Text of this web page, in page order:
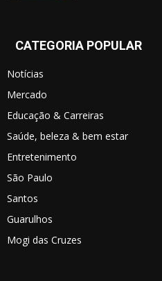
CATEGORIA POPULAR
Notícias
Mercado
Educação & Carreiras
Saúde, beleza & bem estar
Entretenimento
São Paulo
Santos
Guarulhos
Mogi das Cruzes